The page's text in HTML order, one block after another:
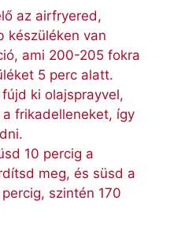
az airfryered,
készüléken van
ami 200-205 fokra
5 perc alatt.
ki olajsprayvel,
frikadelleneket, így
10 percig a
meg, és süsd a
szintén 170